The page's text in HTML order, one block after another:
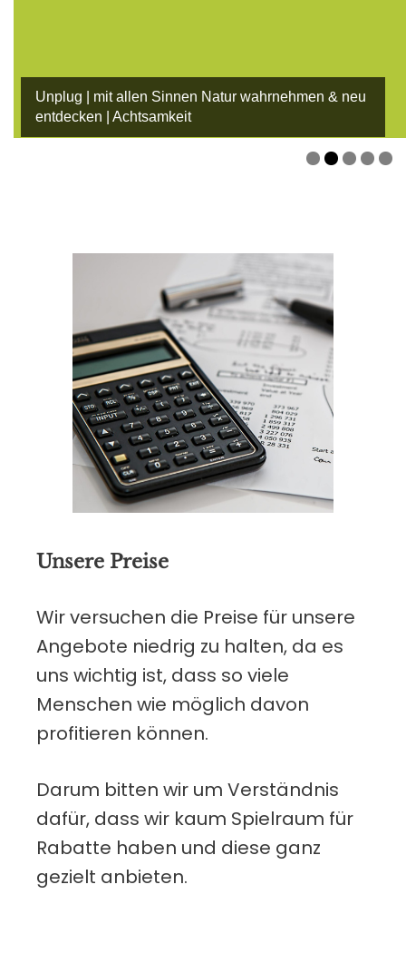
Unplug | mit allen Sinnen Natur wahrnehmen & neu
entdecken | Achtsamkeit
Unsere Preise
Wir versuchen die Preise für unsere
Angebote niedrig zu halten, da es
uns wichtig ist, dass so viele
Menschen wie möglich davon
profitieren können.
Darum bitten wir um Verständnis
dafür, dass wir kaum Spielraum für
Rabatte haben und diese ganz
gezielt anbieten.